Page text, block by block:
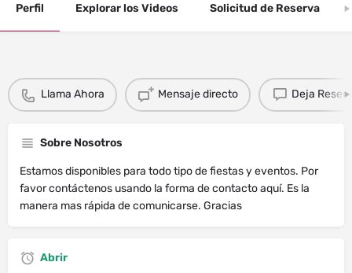
Perfil Explorar los Videos Solicitud de Reserva
Llama Ahora Mensaje directo Deja
Sobre Nosotros
Estamos disponibles para todo tipo de fiestas y eventos. Por
favor contáctenos usando la forma de contacto aquí. Es la
manera mas rápida de comunicarse. Gracias
Abrir